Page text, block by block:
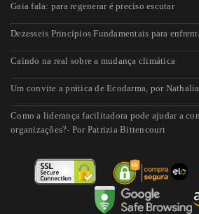
Gaia fala: para regenerar é preciso escutar
Dezesseis Princípios Fundamentais para
Caindo na real sobre a mudança climática
Um convite a prática de Ecodarma, por
Como a liderança facilitadora pode ajudar a
organizações?- Por Patrizia Bittencourt